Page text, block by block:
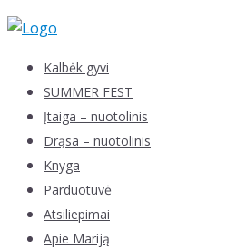
Skip
contentKalbėk gyvi
SUMMER FEST
Įtaiga – nuotolinis
Drąsa – nuotolinis
Knyga
Parduotuvė
Atsiliepimai
Apie Mariją